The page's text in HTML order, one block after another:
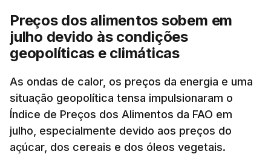
Preços dos alimentos sobem em
julho devido às condições
geopolíticas e climáticas
As ondas de calor, os preços da energia e uma
situação geopolítica tensa impulsionaram o
Índice de Preços dos Alimentos da FAO em
julho, especialmente devido aos preços do
açúcar, dos cereais e dos óleos vegetais.